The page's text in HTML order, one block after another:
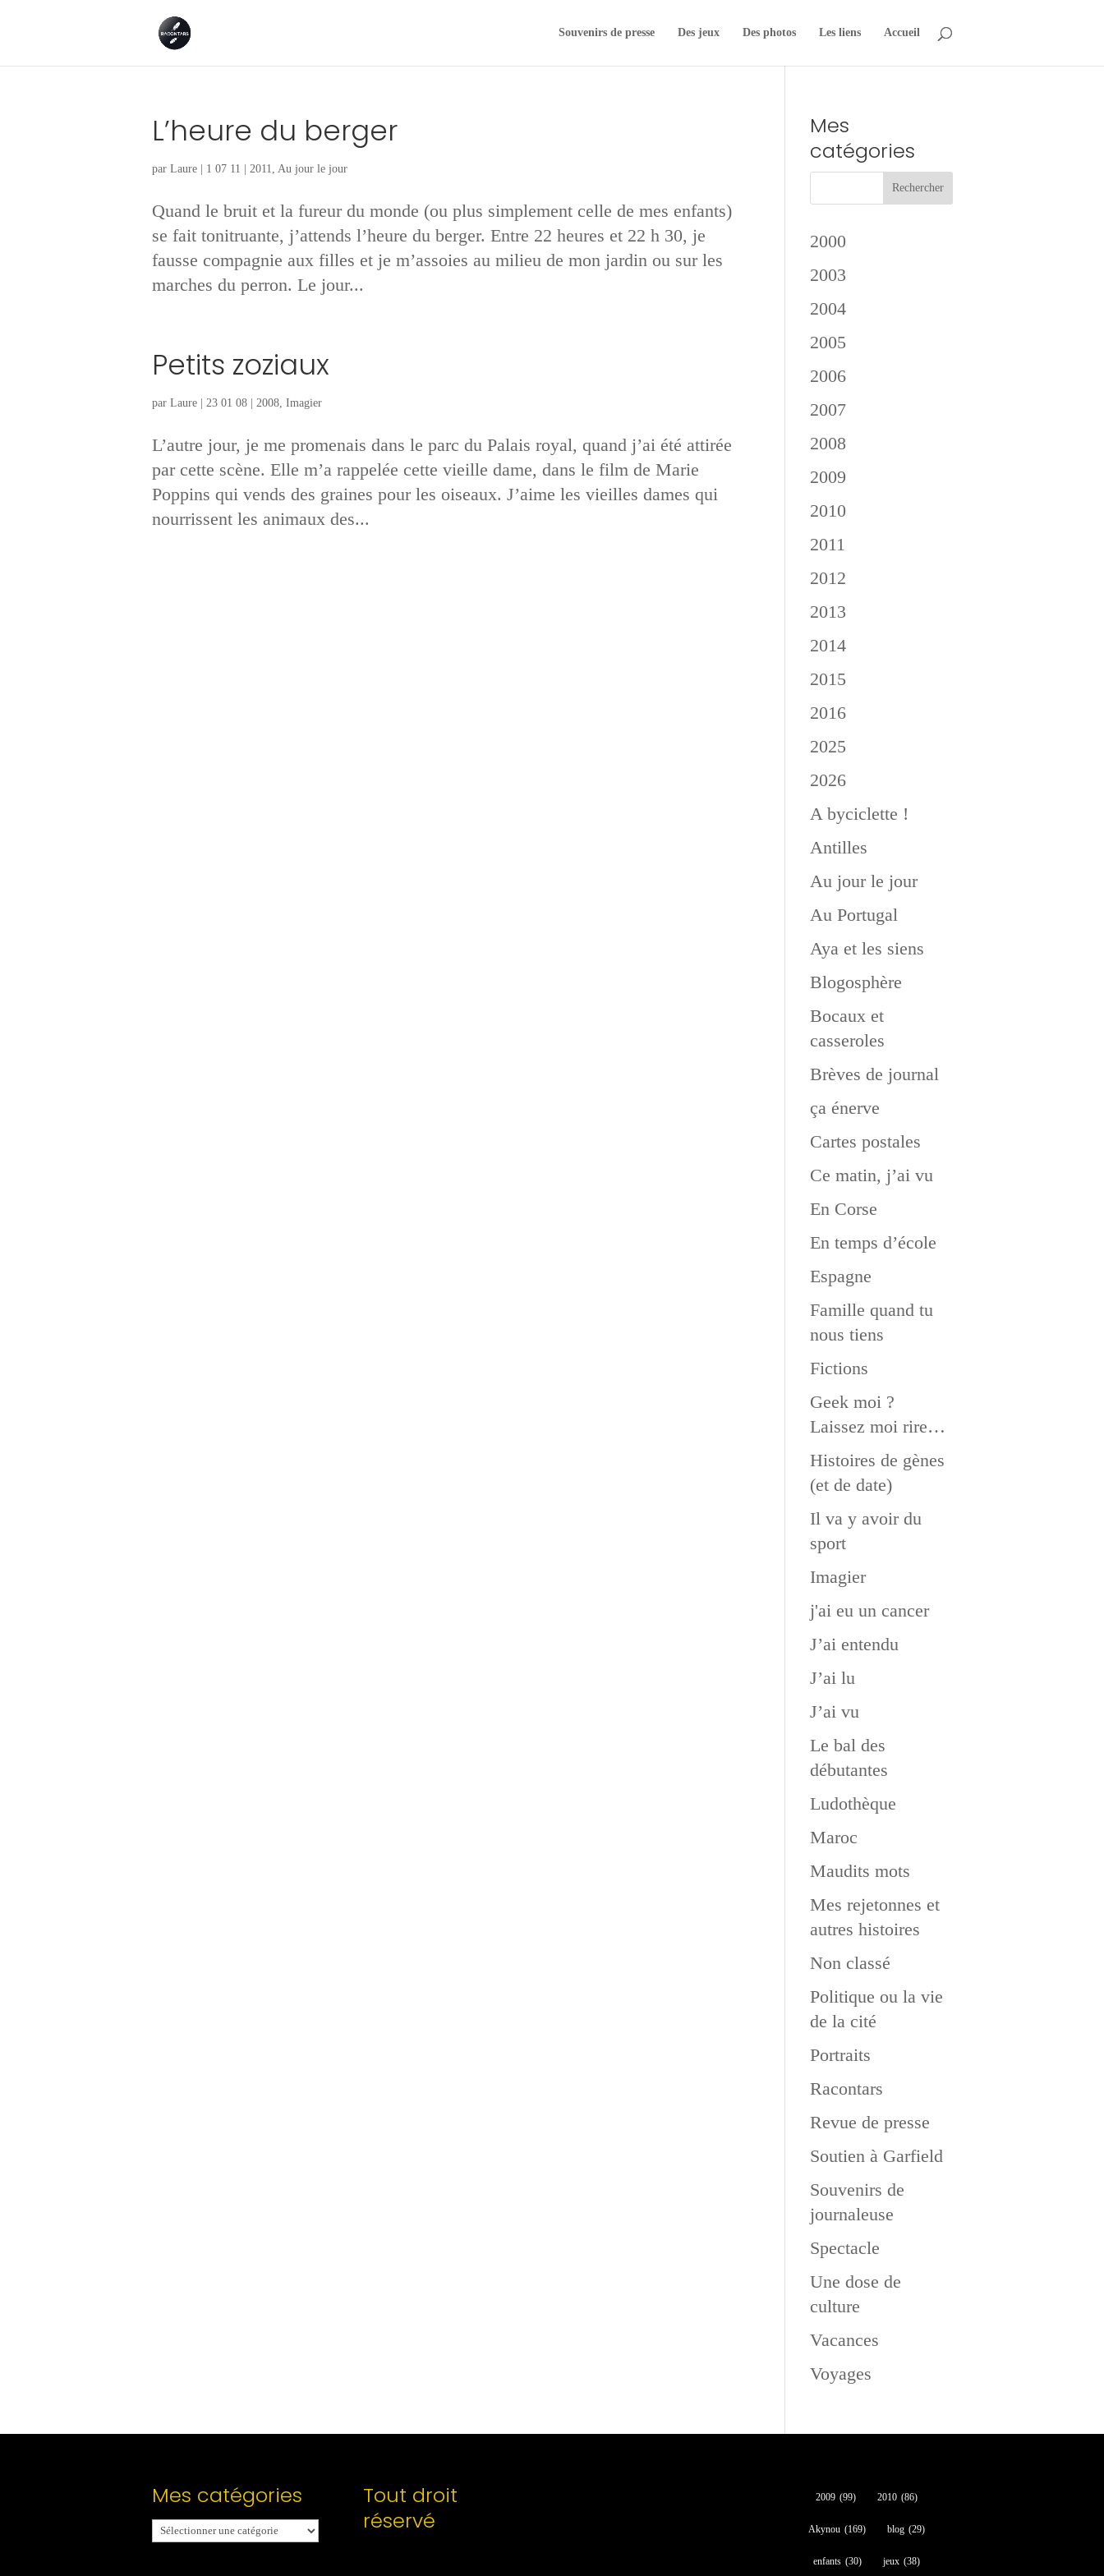
Souvenirs de presse Des jeux Des photos Les liens Accueil
L’heure du berger
par Laure| 1 07 11 2011, Au jour le jour
Quand le bruit et la fureur du monde (ou plus simplement celle de mes enfants)
se fait tonitruante, j’attends l’heure du berger. Entre 22 heures et 22 h 30, je
fausse compagnie aux filles et je m’assoies au milieu de mon jardin ou sur les
marches du perron. Le jour...
Petits zoziaux
par Laure| 23 01 08| 2008, Imagier
L’autre jour, je me promenais dans le parc du Palais royal, quand j’ai été attirée
par cette scène. Elle m’a rappelée cette vieille dame, dans le film de Marie
Poppins qui vends des graines pour les oiseaux. J’aime les vieilles dames qui
nourrissent les animaux des...
Mes
catégories
2000
2003
2004
2005
2006
2007
2008
2009
2010
2011
2012
2013
2014
2015
2016
2025
2026
A byciclette !
Antilles
Au jour le jour
Au Portugal
Aya et les siens
Blogosphère
Bocaux et
casseroles
Brèves de journal
ça énerve
Cartes postales
Ce matin, j’ai vu
En Corse
En temps d’école
Espagne
Famille quand tu
nous tiens
Fictions
Geek moi ?
Laissez moi rire…
Histoires de gènes
(et de date)
Il va y avoir du
sport
Imagier
j'ai eu un cancer
J’ai entendu
J’ai lu
J’ai vu
Le bal des
débutantes
Ludothèque
Maroc
Maudits mots
Mes rejetonnes et
autres histoires
Non classé
Politique ou la vie
de la cité
Portraits
Racontars
Revue de presse
Soutien à Garfield
Souvenirs de
journaleuse
Spectacle
Une dose de
culture
Vacances
Voyages
Mes catégories
Mes
catégories
Tout droit
réservé
2009 (99) 2010 (86)
Akynou (169) blog (29)
enfants (30) jeux (38)